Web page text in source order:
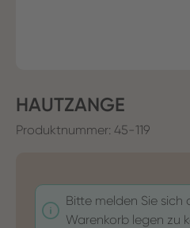
HAUTZANGE
Produktnummer: 45-119
Bitte melden Sie sich
Warenkorb legen zu